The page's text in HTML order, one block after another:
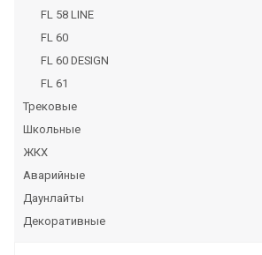
FL 58 LINE
FL 60
FL 60 DESIGN
FL 61
Трековые
Школьные
ЖКХ
Аварийные
Даунлайты
Декоративные